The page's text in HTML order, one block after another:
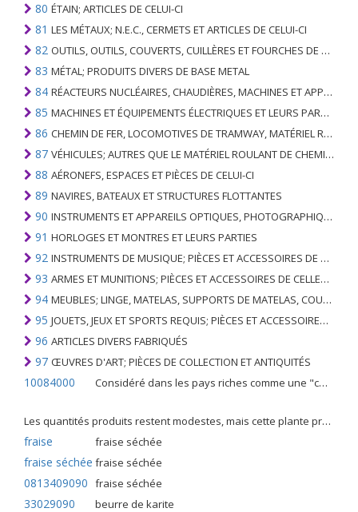
80 ÉTAIN; ARTICLES DE CELUI-CI
81 LES MÉTAUX; N.E.C., CERMETS ET ARTICLES DE CELUI-CI
82 OUTILS, OUTILS, COUVERTS, CUILLÈRES ET FOURCHES DE MÉTAUX DE BASE; PARTIES DE CELLES-CI, EN METAL DE BASE
83 MÉTAL; PRODUITS DIVERS DE BASE METAL
84 RÉACTEURS NUCLÉAIRES, CHAUDIÈRES, MACHINES ET APPAREILS MÉCANIQUES; PARTIES DE CELLES-CI
85 MACHINES ET ÉQUIPEMENTS ÉLECTRIQUES ET LEURS PARTIES; ENREGISTREURS ET REPRODUCTEURS SONORES; APPAREILS D'ENREGISTREMENT OU DE REPRODUCTION DES IMAGES ET DU SON EN TÉLÉVISION, PIÈCES ET ACCESSOIRES DE TELS ARTICLES
86 CHEMIN DE FER, LOCOMOTIVES DE TRAMWAY, MATÉRIEL ROULANT ET LEURS PARTIES; RACCORDS DE CHEMIN DE FER OU DE TRAMWAY ET RACCORDS ET PIÈCES DE CELLES-CI; ÉQUIPEMENT DE SIGNALISATION DE TRAFIC MÉCANIQUE (Y COMPRIS ÉLECTRO-MÉCANIQUE) DE TOUS TYPES
87 VÉHICULES; AUTRES QUE LE MATÉRIEL ROULANT DE CHEMIN DE FER OU DE TRAMWAY, ET LEURS PIÈCES ET ACCESSOIRES
88 AÉRONEFS, ESPACES ET PIÈCES DE CELUI-CI
89 NAVIRES, BATEAUX ET STRUCTURES FLOTTANTES
90 INSTRUMENTS ET APPAREILS OPTIQUES, PHOTOGRAPHIQUES, CINÉMATOGRAPHIQUES, DE MESURE, DE CONTRÔLE, DE MÉDECINE OU DE CHIRURGIE; PIÈCES ET ACCESSOIRES
91 HORLOGES ET MONTRES ET LEURS PARTIES
92 INSTRUMENTS DE MUSIQUE; PIÈCES ET ACCESSOIRES DE TELS ARTICLES
93 ARMES ET MUNITIONS; PIÈCES ET ACCESSOIRES DE CELLES-CI
94 MEUBLES; LINGE, MATELAS, SUPPORTS DE MATELAS, COUSSINS ET AMEUBLEMENT SIMILAIRE FARCI; LAMPES ET RACCORDS D'ÉCLAIRAGE, N.E.C .; SIGNES LUMINEUSES, PLAQUES DE NOMS LUMINEUSES ET SIMILAIRES; BÂTIMENTS PRÉFABRIQUÉS
95 JOUETS, JEUX ET SPORTS REQUIS; PIÈCES ET ACCESSOIRES DE CELLES-CI
96 ARTICLES DIVERS FABRIQUÉS
97 ŒUVRES D'ART; PIÈCES DE COLLECTION ET ANTIQUITÉS
10084000 Considéré dans les pays riches comme une "céréale mineure", le fonio blanc est une graminée de la famille des poaceae cultivée pour ses graines dans certaines régions d'Afrique.
Les quantités produits restent modestes, mais cette plante présente malgré tout de nombreuses qualités. Elle est utilisé dans l'alimentation humaine et entre dans la préparation de nombreuses recettes traditionnelles africaines comme le couscous, la bouillie, les boulettes, les beignets et même le pain.
fraise fraise séchée
fraise séchée fraise séchée
0813409090 fraise séchée
33029090 beurre de karite